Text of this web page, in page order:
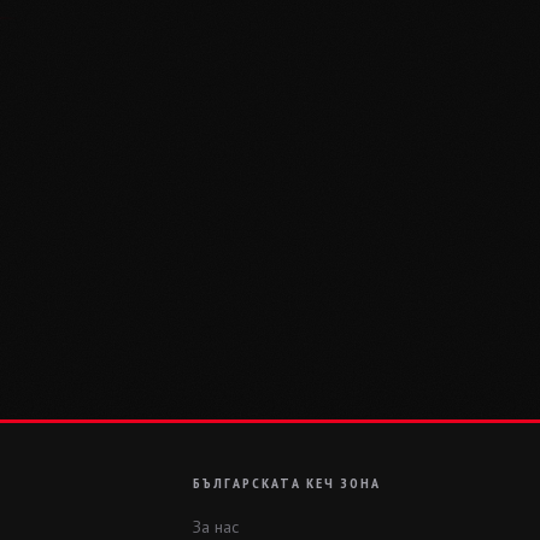
БЪЛГАРСКАТА КЕЧ ЗОНА
За нас